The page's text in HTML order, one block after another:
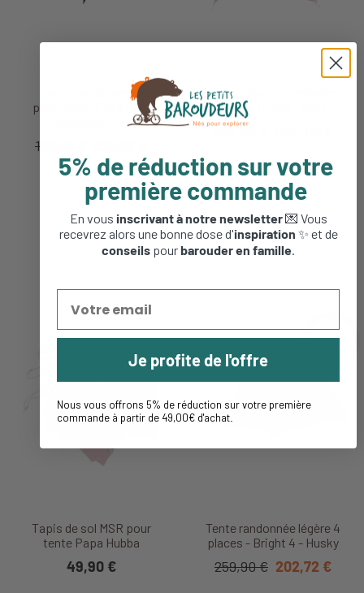
Tente randonnée 3
personnes Bird 3 Plus
Blackroom -...
169,95 €
Tente 2 places ultralégère -
Hubba Hubba - MSR
580,00 €
Tapis de sol MSR pour
tente Papa Hubba
49,90 €
Tente randonnée légère 4
places - Bright 4 - Husky
-22%
259,90 € 202,72 €
5% de réduction sur votre
première commande
En vous inscrivant à notre newsletter💌 Vous
recevrez alors une bonne dose d'inspiration ✨ et de
conseils pourbarouder en famille.
Je profite de l'offre
Nous vous offrons 5% de réduction sur votre première
commande à partir de 49,00€ d'achat.